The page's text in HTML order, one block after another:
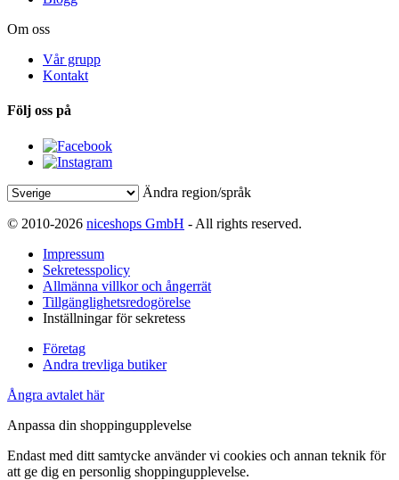
Om oss
Vår grupp
Kontakt
Följ oss på
Ändra region/språk
© 2010-2026 niceshops GmbH - All rights reserved.
Impressum
Sekretesspolicy
Allmänna villkor och ångerrät
Tillgänglighetsredogörelse
Inställningar för sekretess
Företag
Andra trevliga butiker
Ångra avtalet här
Anpassa din shoppingupplevelse
Endast med ditt samtycke använder vi cookies och annan teknik för
att ge dig en personlig shoppingupplevelse.